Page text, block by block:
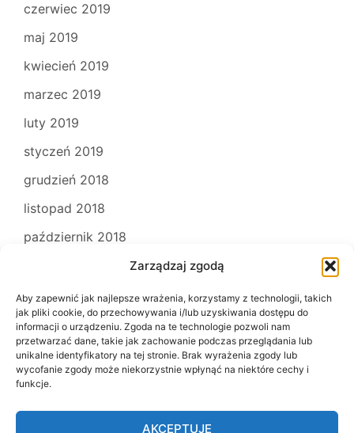
Zarządzaj zgodą
Aby zapewnić jak najlepsze wrażenia, korzystamy z technologii, takich
jak pliki cookie, do przechowywania i/lub uzyskiwania dostępu do
informacji o urządzeniu. Zgoda na te technologie pozwoli nam
przetwarzać dane, takie jak zachowanie podczas przeglądania lub
unikalne identyfikatory na tej stronie. Brak wyrażenia zgody lub
wycofanie zgody może niekorzystnie wpłynąć na niektóre cechy i
funkcje.
AKCEPTUJĘ
czerwiec 2019
maj 2019
kwiecień 2019
marzec 2019
luty 2019
styczeń 2019
grudzień 2018
listopad 2018
październik 2018
Kontakt
Polityka prywatności